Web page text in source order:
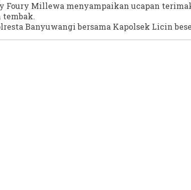
Foury Millewa menyampaikan ucapan
Banyuwangi bersama Kapolsek Licin